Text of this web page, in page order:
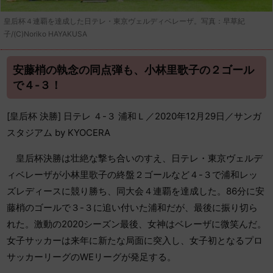
皇后杯４連覇を達成した日テレ・東京ヴェルディベレーザ。写真：早草紀
子/(C)Noriko HAYAKUSA
安藤梢の執念の同点弾も、小林里歌子の２ゴール
で４-３！
[皇后杯 決勝] 日テレ ４-３ 浦和Ｌ／2020年12月29日／サンガ
スタジアム by KYOCERA
皇后杯決勝は壮絶な撃ち合いのすえ、日テレ・東京ヴェルデ
ィベレーザが小林里歌子の終盤２ゴールなど４-３で浦和レッ
ズレディースに競り勝ち、同大会４連覇を達成した。86分に安
藤梢のゴールで３-３に追い付いた浦和だが、最後に振り切ら
れた。激動の2020シーズン最後、女神はベレーザに微笑んだ。
女子サッカーは来年に新たな局面に突入し、女子初となるプロ
サッカーリーグのWEリーグが発足する。